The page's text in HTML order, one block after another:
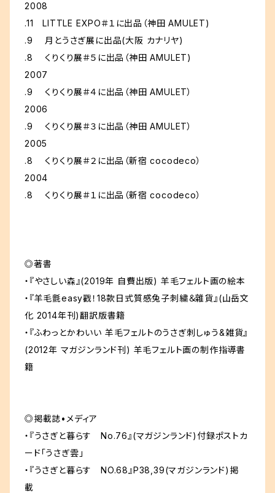
2008
.11 LITTLE EXPO＃１に出品（神田 AMULET)
.9 月とうさぎ展に出品(大阪 カナリヤ)
.8 くりくり展＃５に出品（神田 AMULET)
2007
.9 くりくり展＃４に出品（神田 AMULET）
2006
.9 くりくり展＃３に出品（神田 AMULET）
2005
.8 くりくり展＃２に出品（新宿 cocodeco）
2004
.8 くりくり展＃１に出品（新宿 cocodeco）
◎著書
・『やさしい森』(2019年 自費出版) 羊毛フェルト画の絵本
・『羊毛氈easy戳！18款日式質感兔子刺繍＆雜貨』(山岳文
化 2014年刊)翻訳版書籍
・『ふわっとかわいい 羊毛フェルトのうさぎ刺しゅう&雑貨』
(2012年 マガジンランド刊) 羊毛フェルト画の制作指導書
籍
◎掲載誌•メディア
・『うさぎと暮らす No.76』(マガジンランド)付録ポストカ
ード「うさぎ雲」
・『うさぎと暮らす NO.68』P38,39(マガジンランド)掲
載